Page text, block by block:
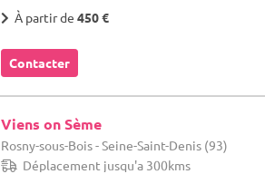
À partir de450 €
Contacter
Viens on Sème
Rosny-sous-Bois - Seine-Saint-Denis (93)
Déplacement jusqu'a 300kms